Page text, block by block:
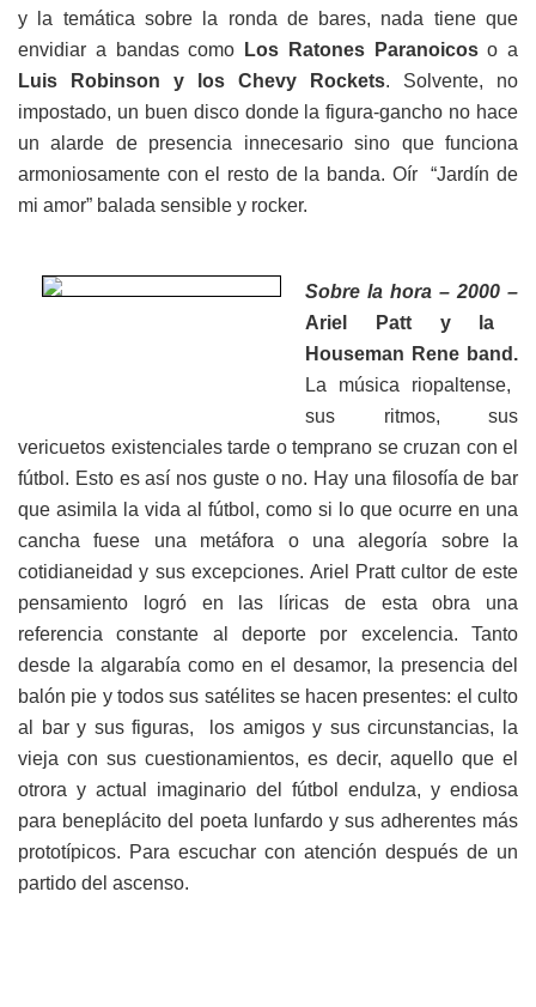
y la temática sobre la ronda de bares, nada tiene que
envidiar a bandas como
Los Ratones Paranoicoso a
Luis Robinson y los Chevy Rockets. Solvente, no
impostado, un buen disco donde la figura-gancho no hace
un alarde de presencia innecesario sino que funciona
armoniosamente con el resto de la banda. Oír “Jardín de
mi amor” balada sensible y rocker.
Sobre la hora – 2000 –
Ariel Patt y la
Houseman Rene band.
La música riopaltense,
sus ritmos, sus
vericuetos existenciales tarde o temprano se cruzan con el
fútbol. Esto es así nos guste o no. Hay una filosofía de bar
que asimila la vida al fútbol, como si lo que ocurre en una
cancha fuese una metáfora o una alegoría sobre la
cotidianeidad y sus excepciones. Ariel Pratt cultor de este
pensamiento logró en las líricas de esta obra una
referencia constante al deporte por excelencia. Tanto
desde la algarabía como en el desamor, la presencia del
balón pie y todos sus satélites se hacen presentes: el culto
al bar y sus figuras, los amigos y sus circunstancias, la
vieja con sus cuestionamientos, es decir, aquello que el
otrora y actual imaginario del fútbol endulza, y endiosa
para beneplácito del poeta lunfardo y sus adherentes más
prototípicos. Para escuchar con atención después de un
partido del ascenso.